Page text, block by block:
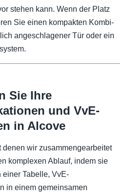
stehen kann. Wenn der Platz
Sie einen kompakten Kombi-
angeschlagener Tür oder ein
Sie Ihre
und VvE-
in Alcove
denen wir zusammengearbeitet
komplexen Ablauf, indem sie
Tabelle, VvE-
in einem gemeinsamen